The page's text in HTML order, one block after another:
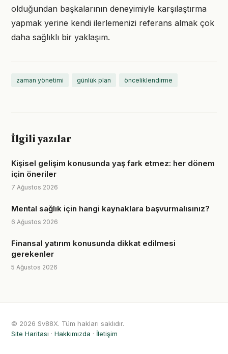
olduğundan başkalarının deneyimiyle karşılaştırma
yapmak yerine kendi ilerlemenizi referans almak çok
daha sağlıklı bir yaklaşım.
zaman yönetimi günlük plan önceliklendirme
İlgili yazılar
Kişisel gelişim konusunda yaş fark etmez: her dönem
için öneriler
7 Ağustos 2026
Mental sağlık için hangi kaynaklara başvurmalısınız?
6 Ağustos 2026
Finansal yatırım konusunda dikkat edilmesi
gerekenler
5 Ağustos 2026
© 2026 Sv88X. Tüm hakları saklıdır.
Site Haritası · Hakkımızda · İletişim